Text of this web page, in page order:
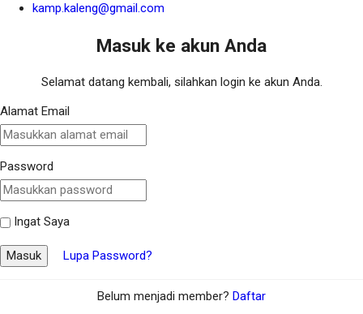
kamp.kaleng@gmail.com
Masuk ke akun Anda
Selamat datang kembali, silahkan login ke akun Anda.
Alamat Email
Password
Ingat Saya
Masuk Lupa Password?
Belum menjadi member? Daftar